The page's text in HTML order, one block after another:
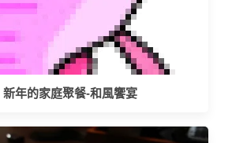
新年的家庭聚餐-和風饗宴